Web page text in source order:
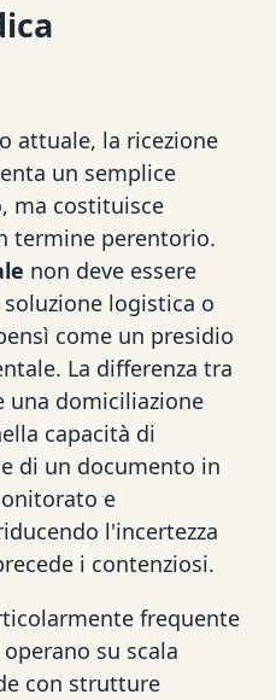
attuale, la ricezione
un semplice
ma costituisce
termine perentorio.
non deve essere
logistica o
come un presidio
La differenza tra
una domiciliazione
capacità di
di un documento in
e
l'incertezza
i contenziosi.
frequente
su scala
con strutture